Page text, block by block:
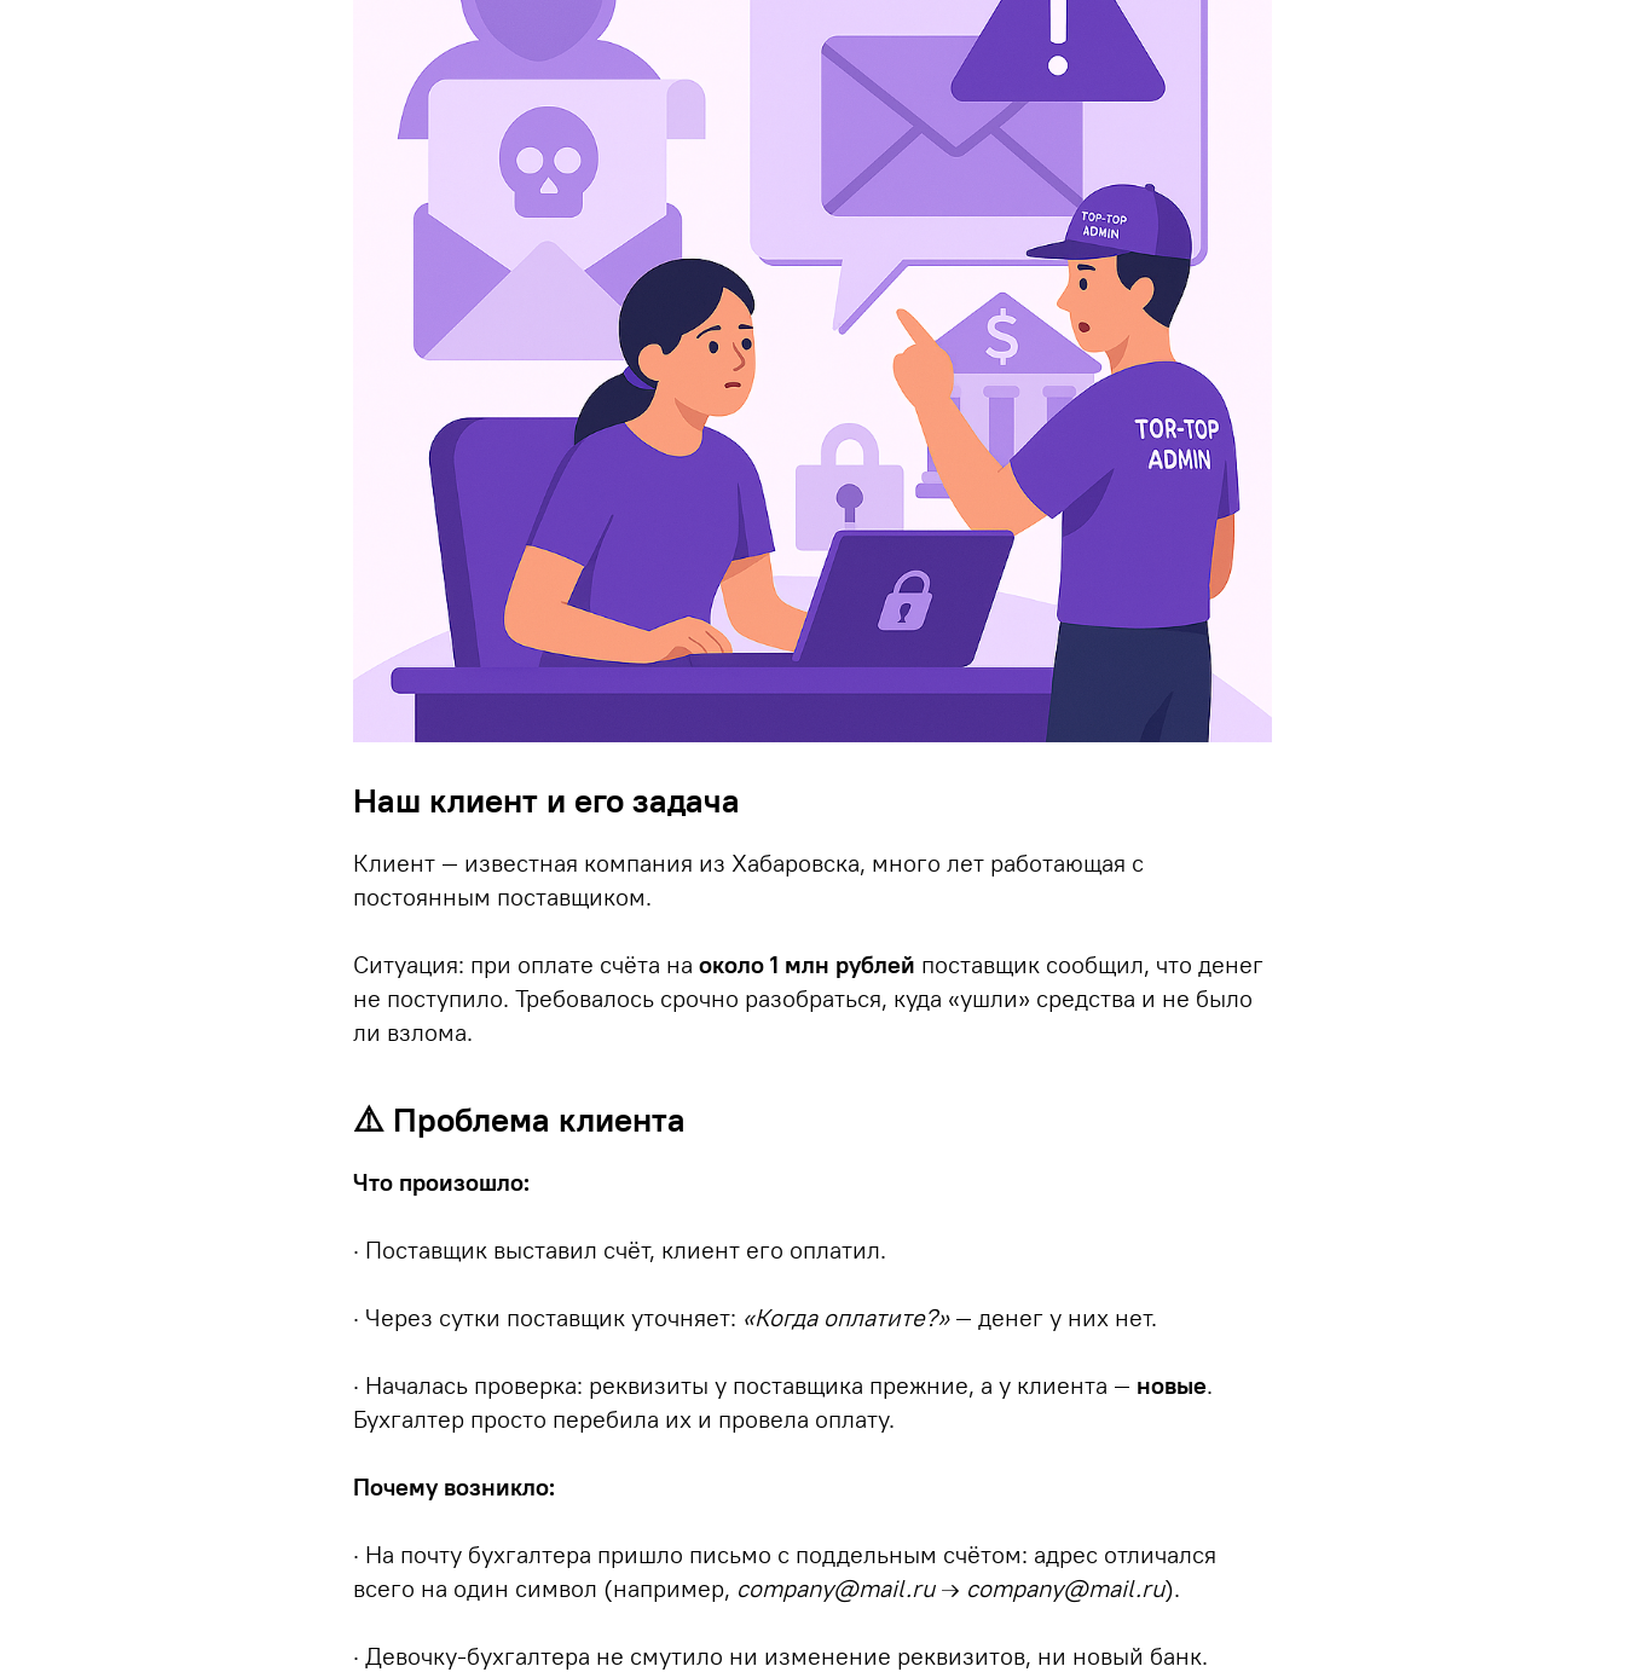
Наш клиент и его задача
Клиент — известная компания из Хабаровска, много лет работающая с
постоянным поставщиком.
Ситуация: при оплате счёта на около 1 млн рублей поставщик сообщил, что денег
не поступило. Требовалось срочно разобраться, куда «ушли» средства и не было
ли взлома.
⚠️ Проблема клиента
Что произошло:
· Поставщик выставил счёт, клиент его оплатил.
· Через сутки поставщик уточняет: «Когда оплатите?»— денег у них нет.
· Началась проверка: реквизиты у поставщика прежние, а у клиента — новые.
Бухгалтер просто перебила их и провела оплату.
Почему возникло:
· На почту бухгалтера пришло письмо с поддельным счётом: адрес отличался
всего на один символ (например, company@mail.ru→ compаny@mail.ru).
· Девочку-бухгалтера не смутило ни изменение реквизитов, ни новый банк.